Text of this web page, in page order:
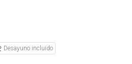
Desayuno incluido